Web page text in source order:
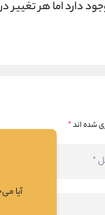
بالای 8.3 دلار، احتمال صعود تا 10
شده اند*
آیا